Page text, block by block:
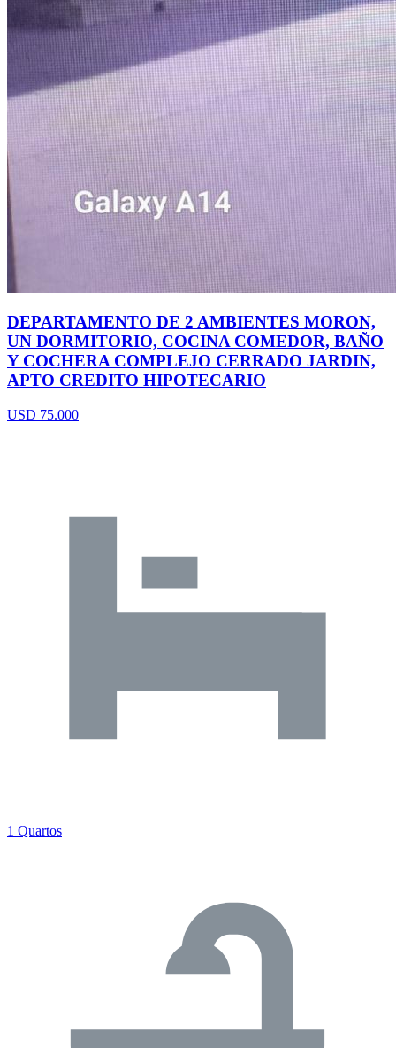
DEPARTAMENTO DE 2 AMBIENTES MORON,
UN DORMITORIO, COCINA COMEDOR, BAÑO
Y COCHERA COMPLEJO CERRADO JARDIN,
APTO CREDITO HIPOTECARIO
USD 75.000
1 Quartos